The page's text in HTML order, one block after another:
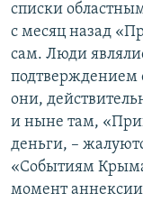
списки
с месяц назад
сам. Люди
подтверждением
они,
и ныне там,
деньги, –
«Событиям
момент аннексии